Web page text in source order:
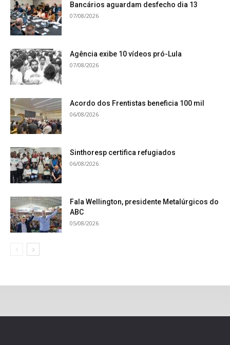
Bancários aguardam desfecho dia 13
07/08/2026
Agência exibe 10 vídeos pró-Lula
07/08/2026
Acordo dos Frentistas beneficia 100 mil
06/08/2026
Sinthoresp certifica refugiados
06/08/2026
Fala Wellington, presidente Metalúrgicos do
ABC
05/08/2026